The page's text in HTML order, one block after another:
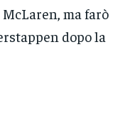
ma farò
dopo la